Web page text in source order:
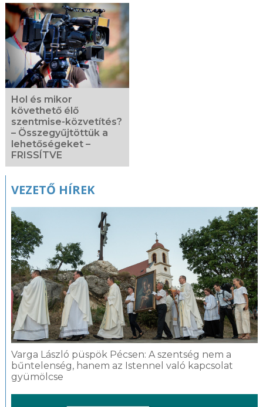
Kapcsolódó
fotógaléria
Hol és mikor
követhető élő
szentmise-közvetítés?
– Összegyűjtöttük a
lehetőségeket –
FRISSÍTVE
VEZETŐ HÍREK
Varga László püspök Pécsen: A szentség nem a
bűntelenség, hanem az Istennel való kapcsolat
gyümölcse